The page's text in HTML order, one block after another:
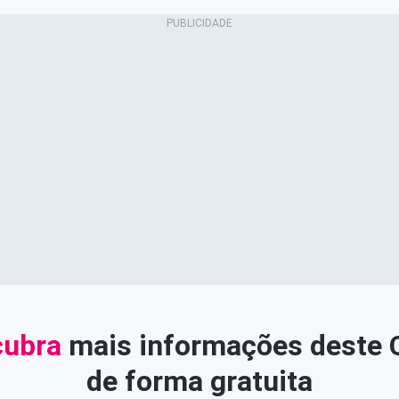
mais informações deste
de forma gratuita